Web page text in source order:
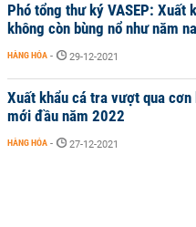
Phó tổng thư ký VASEP:
không còn bùng nổ như năm
HÀNG HÓA - 29-12-2021
Xuất khẩu cá tra vượt qua
mới đầu năm 2022
HÀNG HÓA - 27-12-2021